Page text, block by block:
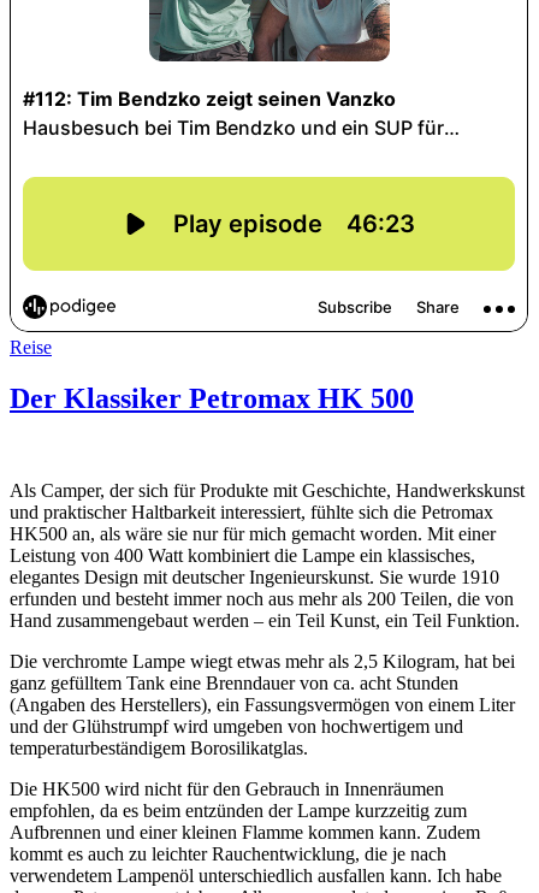
Reise
Der Klassiker Petromax HK 500
Als Camper, der sich für Produkte mit Geschichte, Handwerkskunst
und praktischer Haltbarkeit interessiert, fühlte sich die Petromax
HK500 an, als wäre sie nur für mich gemacht worden. Mit einer
Leistung von 400 Watt kombiniert die Lampe ein klassisches,
elegantes Design mit deutscher Ingenieurskunst. Sie wurde 1910
erfunden und besteht immer noch aus mehr als 200 Teilen, die von
Hand zusammengebaut werden – ein Teil Kunst, ein Teil Funktion.
Die verchromte Lampe wiegt etwas mehr als 2,5 Kilogram, hat bei
ganz gefülltem Tank eine Brenndauer von ca. acht Stunden
(Angaben des Herstellers), ein Fassungsvermögen von einem Liter
und der Glühstrumpf wird umgeben von hochwertigem und
temperaturbeständigem Borosilikatglas.
Die HK500 wird nicht für den Gebrauch in Innenräumen
empfohlen, da es beim entzünden der Lampe kurzzeitig zum
Aufbrennen und einer kleinen Flamme kommen kann. Zudem
kommt es auch zu leichter Rauchentwicklung, die je nach
verwendetem Lampenöl unterschiedlich ausfallen kann. Ich habe